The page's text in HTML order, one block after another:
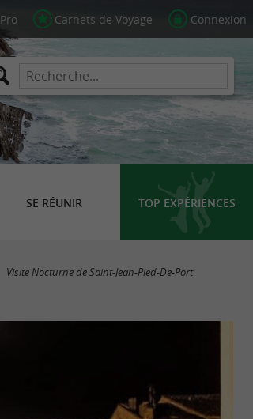
Carnets de Voyage Connexion
SE RÉUNIR TOP EXPÉRIENCES
Visite Nocturne de Saint-Jean-Pied-De-Port